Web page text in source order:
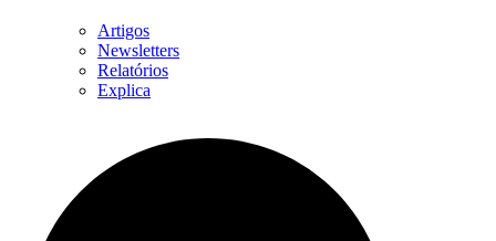
Artigos
Newsletters
Relatórios
Explica